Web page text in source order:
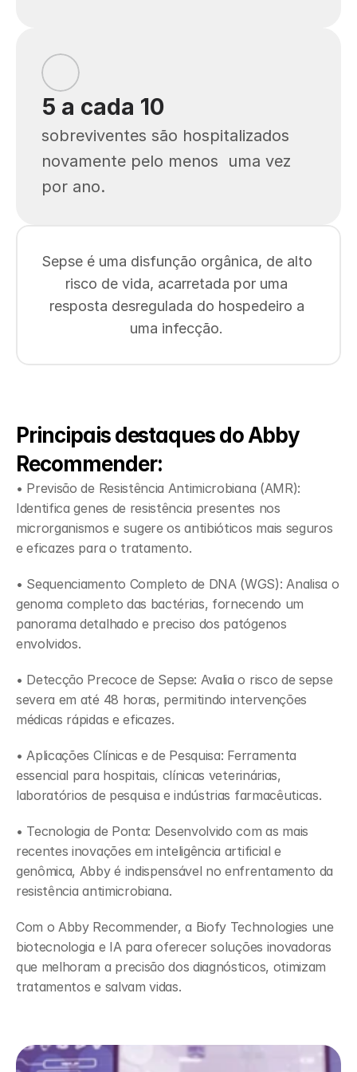
5 a cada 10
sobreviventes são hospitalizados
novamente pelo menos  uma vez
por ano.
Sepse é uma disfunção orgânica, de alto
risco de vida, acarretada por uma
resposta desregulada do hospedeiro a
uma infecção.
Principais destaques do Abby
Recommender:
• Previsão de Resistência Antimicrobiana (AMR):
Identifica genes de resistência presentes nos
microrganismos e sugere os antibióticos mais seguros
e eficazes para o tratamento.
• Sequenciamento Completo de DNA (WGS): Analisa o
genoma completo das bactérias, fornecendo um
panorama detalhado e preciso dos patógenos
envolvidos.
• Detecção Precoce de Sepse: Avalia o risco de sepse
severa em até 48 horas, permitindo intervenções
médicas rápidas e eficazes.
• Aplicações Clínicas e de Pesquisa: Ferramenta
essencial para hospitais, clínicas veterinárias,
laboratórios de pesquisa e indústrias farmacêuticas.
• Tecnologia de Ponta: Desenvolvido com as mais
recentes inovações em inteligência artificial e
genômica, Abby é indispensável no enfrentamento da
resistência antimicrobiana.
Com o Abby Recommender, a Biofy Technologies une
biotecnologia e IA para oferecer soluções inovadoras
que melhoram a precisão dos diagnósticos, otimizam
tratamentos e salvam vidas.